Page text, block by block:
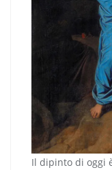
Il dipinto di oggi